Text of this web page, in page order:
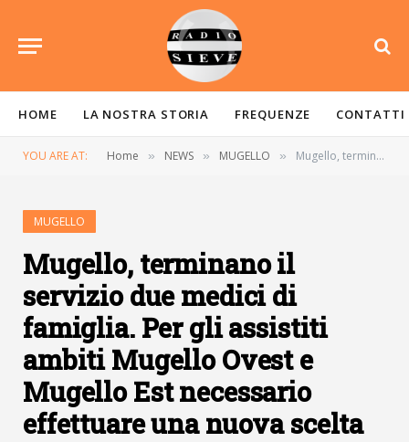
HOME LA NOSTRA STORIA FREQUENZE CONTATTI
YOU ARE AT: Home » NEWS » MUGELLO » Mugello, terminano il servizio due medici di famiglia. Per gli assistiti ambiti Mugello Ovest e Mugello Est necessario effettuare una nuova scelta
MUGELLO
Mugello, terminano il
servizio due medici di
famiglia. Per gli assistiti
ambiti Mugello Ovest e
Mugello Est necessario
effettuare una nuova scelta